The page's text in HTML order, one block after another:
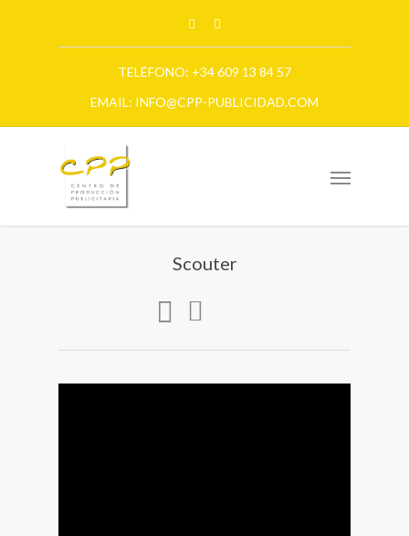
TELÉFONO: +34 609 13 84 57
EMAIL: INFO@CPP-PUBLICIDAD.COM
Scouter